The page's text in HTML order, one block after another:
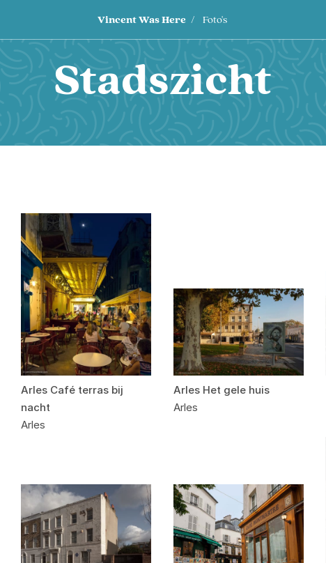
VincentWas Here Foto's
Stadszicht
Arles Café terras bij
nacht
Arles
Arles Het gele huis
Arles